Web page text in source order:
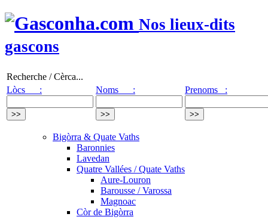
Nos lieux-dits
gascons
Recherche / Cèrca...
Lòcs :
Noms : Prenoms :
Bigòrra & Quate Vaths
Baronnies
Lavedan
Quatre Vallées / Quate Vaths
Aure-Louron
Barousse / Varossa
Magnoac
Còr de Bigòrra